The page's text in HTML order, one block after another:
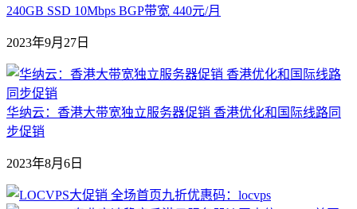
240GB SSD 10Mbps BGP带宽 440元/月
2023年9月27日
华纳云：香港大带宽独立服务器促销 香港优化和国际线路同
步促销
2023年8月6日